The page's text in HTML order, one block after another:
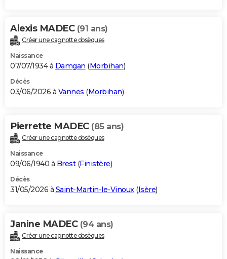
Alexis MADEC (91 ans)
Créer une cagnotte obsèques
Naissance
07/07/1934 à Damgan (Morbihan)
Décès
03/06/2026 à Vannes (Morbihan)
Pierrette MADEC (85 ans)
Créer une cagnotte obsèques
Naissance
09/06/1940 à Brest(Finistère)
Décès
31/05/2026 à Saint-Martin-le-Vinoux(Isère)
Janine MADEC (94 ans)
Créer une cagnotte obsèques
Naissance